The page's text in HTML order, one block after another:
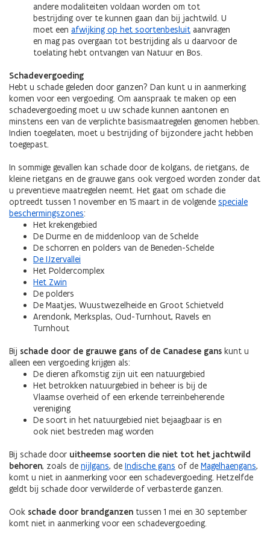
andere modaliteiten voldaan worden om tot
bestrijding over te kunnen gaan dan bij jachtwild. U
moet een afwijking op het soortenbesluit aanvragen
en mag pas overgaan tot bestrijding als u daarvoor de
toelating hebt ontvangen van Natuur en Bos.
Schadevergoeding
Hebt u schade geleden door ganzen? Dan kunt u in aanmerking
komen voor een vergoeding. Om aanspraak te maken op een
schadevergoeding moet u uw schade kunnen aantonen en
minstens een van de verplichte basismaatregelen genomen hebben.
Indien toegelaten, moet u bestrijding of bijzondere jacht hebben
toegepast.
In sommige gevallen kan schade door de kolgans, de rietgans, de
kleine rietgans en de grauwe gans ook vergoed worden zonder dat
u preventieve maatregelen neemt. Het gaat om schade die
optreedt tussen 1 november en 15 maart in de volgende speciale
beschermingszones:
Het krekengebied
De Durme en de middenloop van de Schelde
De schorren en polders van de Beneden-Schelde
De IJzervallei
Het Poldercomplex
Het Zwin
De polders
De Maatjes, Wuustwezelheide en Groot Schietveld
Arendonk, Merksplas, Oud-Turnhout, Ravels en
Turnhout
Bij schade door de grauwe gans of de Canadese gans kunt u
alleen een vergoeding krijgen als:
De dieren afkomstig zijn uit een natuurgebied
Het betrokken natuurgebied in beheer is bij de
Vlaamse overheid of een erkende terreinbeherende
vereniging
De soort in het natuurgebied niet bejaagbaar is en
ook niet bestreden mag worden
Bij schade door uitheemse soorten die niet tot het jachtwild
behoren, zoals de nijlgans, de Indische gans of de Magelhaengans,
komt u niet in aanmerking voor een schadevergoeding. Hetzelfde
geldt bij schade door verwilderde of verbasterde ganzen.
Ook schade door brandganzen tussen 1 mei en 30 september
komt niet in aanmerking voor een schadevergoeding.